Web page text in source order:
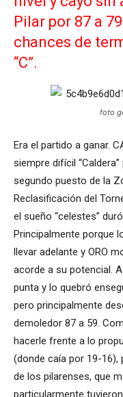
Pilar por 87 a
chances de
“C”.
foto
Era el partido a ganar.
siempre difícil
segundo puesto de la
Reclasificación del
el sueño “celestes”
Principalmente porque
llevar adelante y ORO
acorde a su potencial.
punta y lo quebró
pero principalmente
demoledor 87 a 59.
hacerle frente a lo
(donde caía por 19-
de los pilarenses, que
particularmente